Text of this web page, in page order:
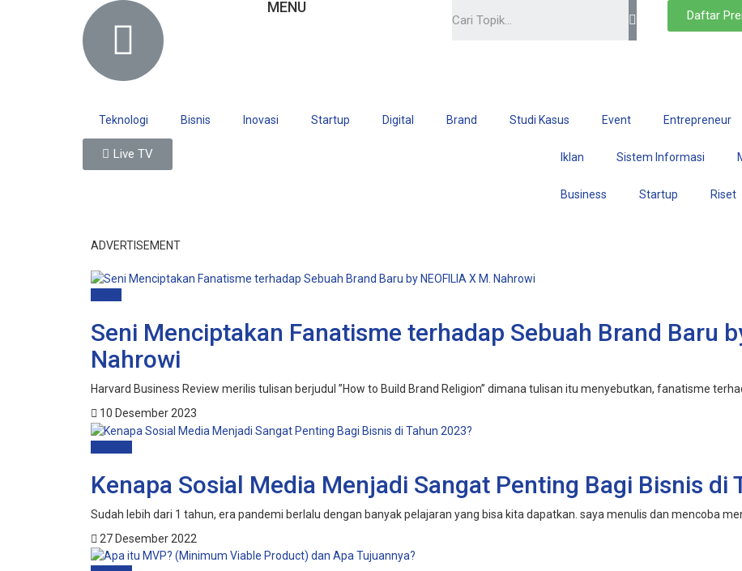
MENU Daftar
Teknologi Bisnis Inovasi Startup Digital Brand Studi Kasus Event Entrepreneur
Live TV Iklan Sistem Informasi
Business Startup Riset
ADVERTISEMENT
Seni Menciptakan Fanatisme terhadap Sebuah Brand Baru
Nahrowi
Harvard Business Review merilis tulisan berjudul ”How to Build Brand Religion” dimana tulisan itu menyebutkan, fanatisme
10 Desember 2023
Kenapa Sosial Media Menjadi Sangat Penting Bagi Bisnis di
Sudah lebih dari 1 tahun, era pandemi berlalu dengan banyak pelajaran yang bisa kita dapatkan. saya menulis dan mencoba
27 Desember 2022